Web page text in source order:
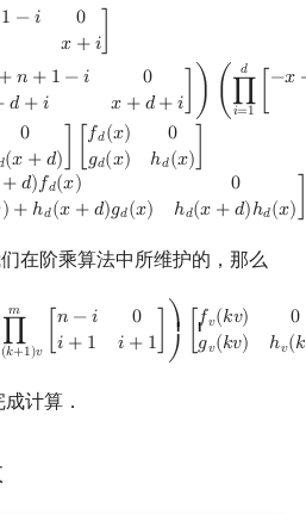
1 −𝑖
0
𝑥 +𝑖
+𝑛 + 1 −𝑖
0
𝑑 +𝑖 𝑥 +𝑑+𝑖 ) (
𝑑
∏
𝑖=1
−𝑥
0
(𝑥 +𝑑)
𝑓𝑑(𝑥)
0
𝑔𝑑(𝑥) ℎ𝑑(𝑥)
+𝑑)𝑓𝑑(𝑥)
0
) + ℎ𝑑(𝑥 +𝑑)𝑔𝑑(𝑥) ℎ𝑑(𝑥 +𝑑)ℎ𝑑(𝑥)
x +ix + ∏i 1d
在阶乘算法中所维护的，那么
𝑚
∏
(𝑘+1)𝑣
𝑛 −𝑖
0
𝑖 + 1 𝑖 + 1
⎞⎟ ⎟
⎠
𝑓𝑣(𝑘𝑣)
0
𝑔𝑣(𝑘𝑣) ℎ𝑣(𝑘
1) [n− i+ 1]) fv (k v)0 gv(kv kv
计算．